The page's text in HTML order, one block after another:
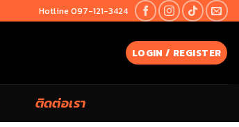
Hotline 097-121-3424
LOGIN / REGISTER
ติดต่อเรา